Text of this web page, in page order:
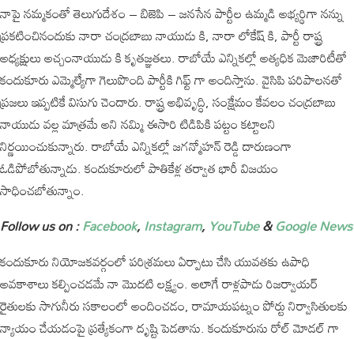
నాపై నమ్మకంతో తెలుగుదేశం – బిజెపి – జనసేన పార్టీల ఉమ్మడి అభ్యర్థిగా నన్ను
ప్రకటించినందుకు నారా చంద్రబాబు నాయుడు కి, నారా లోకేష్ కి, పార్టీ రాష్ట్ర
అధ్యక్షులు అచ్చంనాయుడు కి కృతజ్ఞతలు. రాబోయే ఎన్నికల్లో అత్యధిక మెజారిటీతో
కందుకూరు ఎమ్మెల్యేగా గెలుపొంది పార్టీకి గిఫ్ట్ గా అందిస్తాను. వైసిపి పరిపాలనతో
ప్రజలు ఇప్పటికే విసుగు చెందారు. రాష్ట్ర అభివృద్ధి, సంక్షేమం కేవలం చంద్రబాబు
నాయుడు వల్ల మాత్రమే అని నమ్మి ఈసారి టిడిపికి పట్టం కట్టాలని
నిర్ణయించుకున్నారు. రాబోయే ఎన్నికల్లో జగన్మోహన్ రెడ్డి దారుణంగా
ఓడిపోబోతున్నాడు. కందుకూరులో పాతికేళ్ల తర్వాత భారీ విజయం
సాధించబోతున్నాం.
Follow us on :Facebook, Instagram, YouTube&Google News
కందుకూరు నియోజకవర్గంలో పరిశ్రమలు ఏర్పాటు చేసి యువతకు ఉపాధి
అవకాశాలు కల్పించడమే నా మొదటి లక్ష్యం. అలాగే రాళ్లపాడు రిజర్వాయర్
రైతులకు సాగునీరు సకాలంలో అందించడం, రామాయపట్నం పోర్టు నిర్వాసితులకు
న్యాయం చేయడంపై ప్రత్యేకంగా దృష్టి పెడతాను. కందుకూరును రోల్ మోడల్ గా